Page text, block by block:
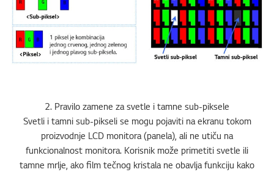
2. Pravilo zamene za svetle i tamne sub-piksele
Svetli i tamni sub-pikseli se mogu pojaviti na ekranu tokom
proizvodnje LCD monitora (panela), ali ne utiču na
funkcionalnost monitora. Korisnik može primetiti svetle ili
tamne mrlje, ako film tečnog kristala ne obavlja funkciju kako